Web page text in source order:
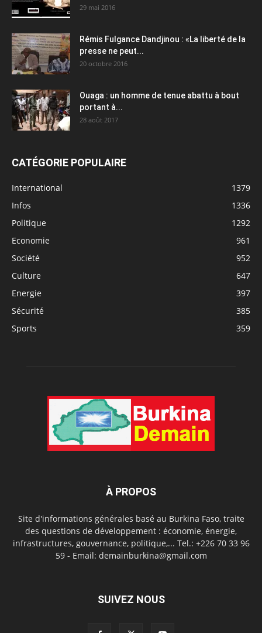
29 mai 2016
Rémis Fulgance Dandjinou : «La liberté de la
presse ne peut...
20 octobre 2016
Ouaga : un homme de tenue abattu à bout
portant à...
28 août 2017
CATÉGORIE POPULAIRE
International
1379
Infos
1336
Politique
1292
Economie
961
Société
952
Culture
647
Energie
397
Sécurité
385
Sports
359
À PROPOS
Site d'informations générales basé au Burkina Faso, traite
des questions de développement : économie, énergie,
infrastructures, gouvernance, politique,... Tel.: +226 70 33 96
59 - Email: demainburkina@gmail.com
SUIVEZ NOUS